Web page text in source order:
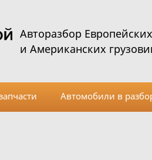
Авторазбор Европейских
и Американских
Автомобили в